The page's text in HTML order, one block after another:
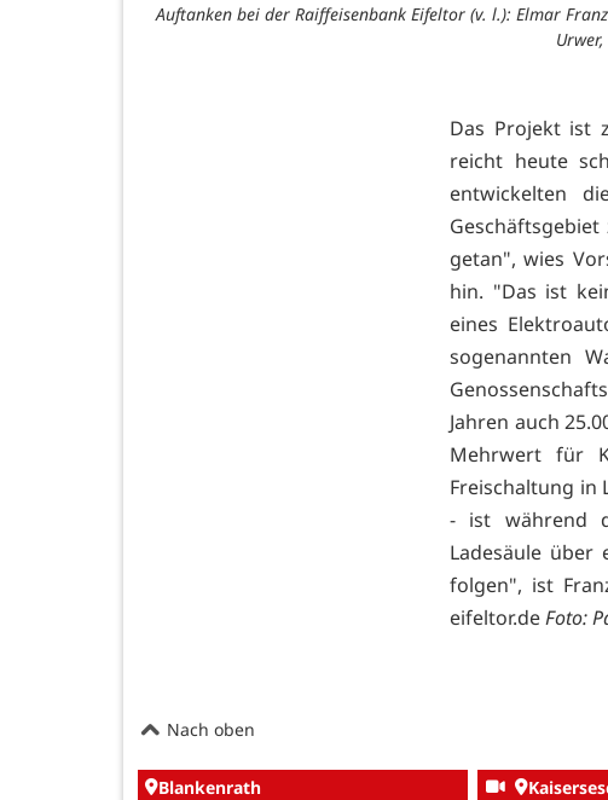
Auftanken bei der Raiffeisenbank Eifeltor (v. l.): Elmar
Das Projekt ist
reicht heute
entwickelten
getan", wies
hin. "Das ist
eines
sogenannten
Jahren auch
Mehrwert für
Freischaltung in
- ist während
Ladesäule über
folgen", ist
eifeltor.deFoto:
Nach oben
Blankenrath